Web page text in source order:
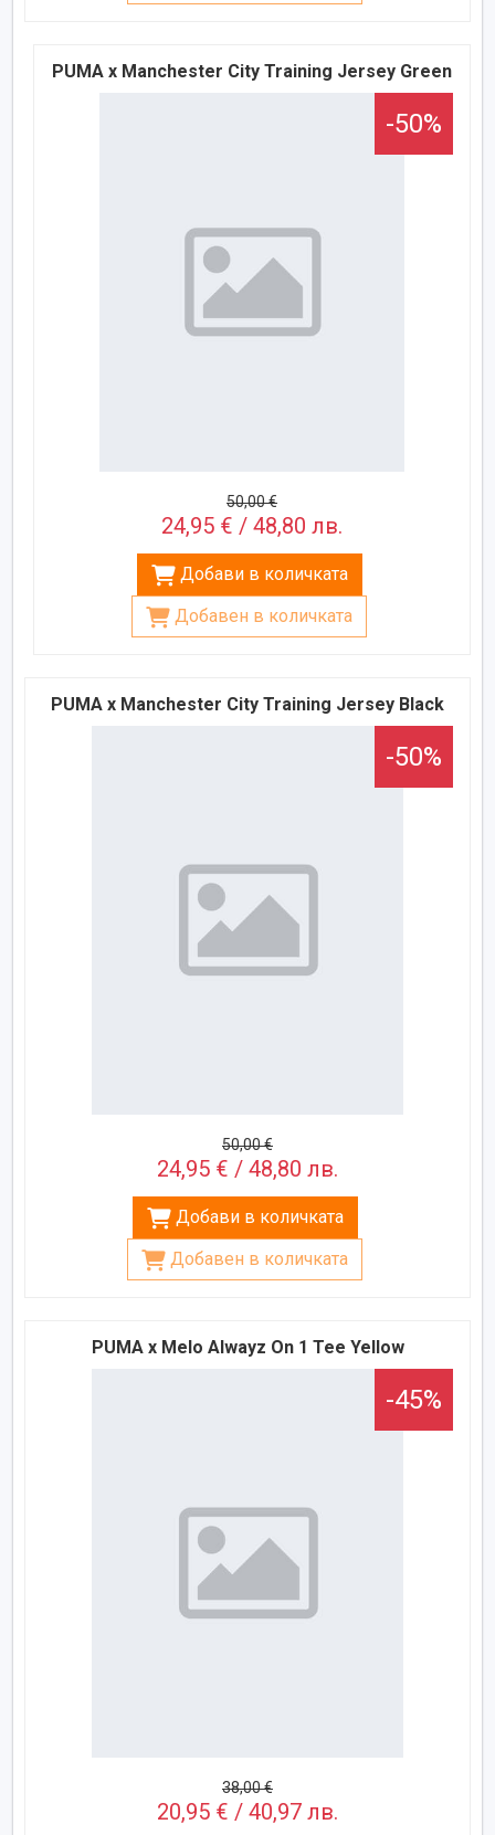
PUMA x Manchester City Training Jersey Green
-50%
50,00 €
24,95 € / 48,80 лв.
Добави в количката
Добавен в количката
PUMA x Manchester City Training Jersey Black
-50%
50,00 €
24,95 € / 48,80 лв.
Добави в количката
Добавен в количката
PUMA x Melo Alwayz On 1 Tee Yellow
-45%
38,00 €
20,95 € / 40,97 лв.